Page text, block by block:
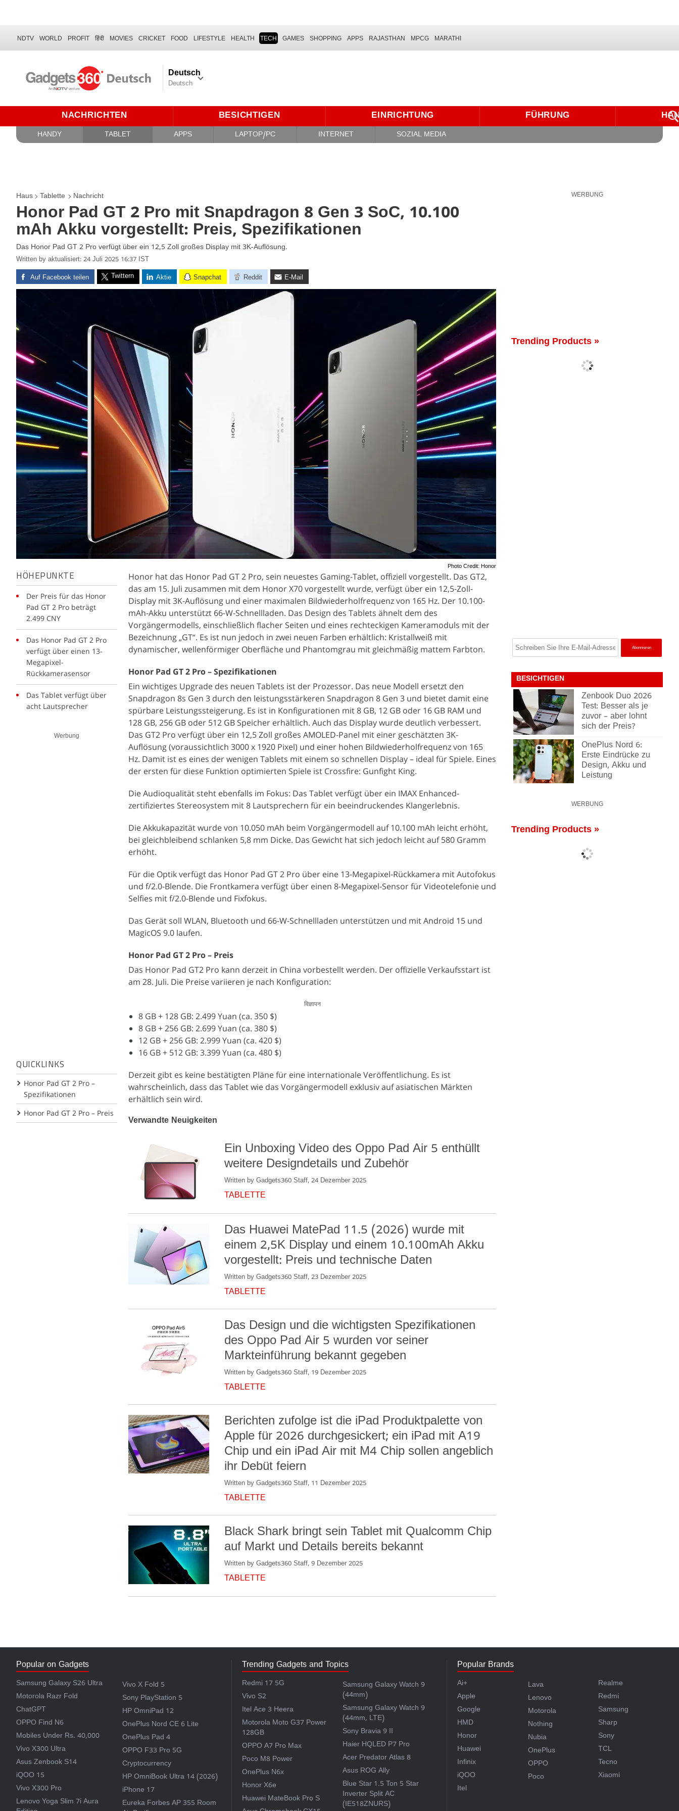
NDTV WORLD PROFIT हिंदी MOVIES CRICKET FOOD LIFESTYLE HEALTH TECH GAMES SHOPPING APPS RAJASTHAN MPCG MARATHI
Deutsch
Deutsch
NACHRICHTEN BESICHTIGEN EINRICHTUNG FÜHRUNG
HANDY TABLET APPS LAPTOP/PC INTERNET SOZIAL MEDIA
Haus Tablette Nachricht
Honor Pad GT 2 Pro mit Snapdragon 8 Gen 3 SoC, 10.100
mAh Akku vorgestellt: Preis, Spezifikationen
Das Honor Pad GT 2 Pro verfügt über ein 12,5 Zoll großes Display mit 3K-Auflösung.
Written by aktualisiert: 24 Juli 2025 16:37 IST
Auf Facebook teilen Twittern Aktie Snapchat Reddit E-Mail
Photo Credit: Honor
HÖHEPUNKTE
Der Preis für das Honor
Pad GT 2 Pro beträgt
2.499 CNY
Das Honor Pad GT 2 Pro
verfügt über einen 13-
Megapixel-
Rückkamerasensor
Das Tablet verfügt über
acht Lautsprecher
Werbung
QUICKLINKS
Honor Pad GT 2 Pro –
Spezifikationen
Honor Pad GT 2 Pro – Preis
Honor hat das Honor Pad GT 2 Pro, sein neuestes Gaming-Tablet, offiziell vorgestellt. Das GT2,
das am 15. Juli zusammen mit dem Honor X70 vorgestellt wurde, verfügt über ein 12,5-Zoll-
Display mit 3K-Auflösung und einer maximalen Bildwiederholfrequenz von 165 Hz. Der 10.100-
mAh-Akku unterstützt 66-W-Schnellladen. Das Design des Tablets ähnelt dem des
Vorgängermodells, einschließlich flacher Seiten und eines rechteckigen Kameramoduls mit der
Bezeichnung „GT“. Es ist nun jedoch in zwei neuen Farben erhältlich: Kristallweiß mit
dynamischer, wellenförmiger Oberfläche und Phantomgrau mit gleichmäßig mattem Farbton.
Honor Pad GT 2 Pro – Spezifikationen
Ein wichtiges Upgrade des neuen Tablets ist der Prozessor. Das neue Modell ersetzt den
Snapdragon 8s Gen 3 durch den leistungsstärkeren Snapdragon 8 Gen 3 und bietet damit eine
spürbare Leistungssteigerung. Es ist in Konfigurationen mit 8 GB, 12 GB oder 16 GB RAM und
128 GB, 256 GB oder 512 GB Speicher erhältlich. Auch das Display wurde deutlich verbessert.
Das GT2 Pro verfügt über ein 12,5 Zoll großes AMOLED-Panel mit einer geschätzten 3K-
Auflösung (voraussichtlich 3000 x 1920 Pixel) und einer hohen Bildwiederholfrequenz von 165
Hz. Damit ist es eines der wenigen Tablets mit einem so schnellen Display – ideal für Spiele. Eines
der ersten für diese Funktion optimierten Spiele ist Crossfire: Gunfight King.
Die Audioqualität steht ebenfalls im Fokus: Das Tablet verfügt über ein IMAX Enhanced-
zertifiziertes Stereosystem mit 8 Lautsprechern für ein beeindruckendes Klangerlebnis.
Die Akkukapazität wurde von 10.050 mAh beim Vorgängermodell auf 10.100 mAh leicht erhöht,
bei gleichbleibend schlanken 5,8 mm Dicke. Das Gewicht hat sich jedoch leicht auf 580 Gramm
erhöht.
Für die Optik verfügt das Honor Pad GT 2 Pro über eine 13-Megapixel-Rückkamera mit Autofokus
und f/2.0-Blende. Die Frontkamera verfügt über einen 8-Megapixel-Sensor für Videotelefonie und
Selfies mit f/2.0-Blende und Fixfokus.
Das Gerät soll WLAN, Bluetooth und 66-W-Schnellladen unterstützen und mit Android 15 und
MagicOS 9.0 laufen.
Honor Pad GT 2 Pro – Preis
Das Honor Pad GT2 Pro kann derzeit in China vorbestellt werden. Der offizielle Verkaufsstart ist
am 28. Juli. Die Preise variieren je nach Konfiguration:
विज्ञापन
8 GB + 128 GB: 2.499 Yuan (ca. 350 $)
8 GB + 256 GB: 2.699 Yuan (ca. 380 $)
12 GB + 256 GB: 2.999 Yuan (ca. 420 $)
16 GB + 512 GB: 3.399 Yuan (ca. 480 $)
Derzeit gibt es keine bestätigten Pläne für eine internationale Veröffentlichung. Es ist
wahrscheinlich, dass das Tablet wie das Vorgängermodell exklusiv auf asiatischen Märkten
erhältlich sein wird.
Verwandte Neuigkeiten
Ein Unboxing Video des Oppo Pad Air 5 enthüllt
weitere Designdetails und Zubehör
Written by Gadgets360 Staff, 24 Dezember 2025
TABLETTE
Das Huawei MatePad 11.5 (2026) wurde mit
einem 2,5K Display und einem 10.100mAh Akku
vorgestellt: Preis und technische Daten
Written by Gadgets360 Staff, 23 Dezember 2025
TABLETTE
Das Design und die wichtigsten Spezifikationen
des Oppo Pad Air 5 wurden vor seiner
Markteinführung bekannt gegeben
Written by Gadgets360 Staff, 19 Dezember 2025
TABLETTE
Berichten zufolge ist die iPad Produktpalette von
Apple für 2026 durchgesickert; ein iPad mit A19
Chip und ein iPad Air mit M4 Chip sollen angeblich
ihr Debüt feiern
Written by Gadgets360 Staff, 11 Dezember 2025
TABLETTE
Black Shark bringt sein Tablet mit Qualcomm Chip
auf Markt und Details bereits bekannt
Written by Gadgets360 Staff, 9 Dezember 2025
TABLETTE
WERBUNG
Trending Products »
BESICHTIGEN
Zenbook Duo 2026
Test: Besser als je
zuvor – aber lohnt
sich der Preis?
OnePlus Nord 6:
Erste Eindrücke zu
Design, Akku und
Leistung
WERBUNG
Trending Products »
Popular on Gadgets
Samsung Galaxy S26 Ultra
Motorola Razr Fold
ChatGPT
OPPO Find N6
Mobiles Under Rs. 40,000
Vivo X300 Ultra
Asus Zenbook S14
iQOO 15
Vivo X300 Pro
Lenovo Yoga Slim 7i Aura
Vivo X Fold 5
Sony PlayStation 5
HP OmniPad 12
OnePlus Nord CE 6 Lite
OnePlus Pad 4
OPPO F33 Pro 5G
Cryptocurrency
HP OmniBook Ultra 14 (2026)
iPhone 17
Eureka Forbes AP 355 Room
Trending Gadgets and Topics
Redmi 17 5G
Vivo S2
Itel Ace 3 Heera
Motorola Moto G37 Power
128GB
OPPO A7 Pro Max
Poco M8 Power
OnePlus N6x
Honor X6e
Huawei MateBook Pro S
Samsung Galaxy Watch 9
(44mm)
Samsung Galaxy Watch 9
(44mm, LTE)
Sony Bravia 9 II
Haier HQLED P7 Pro
Acer Predator Atlas 8
Asus ROG Ally
Blue Star 1.5 Ton 5 Star
Inverter Split AC
(IE518ZNURS)
Popular Brands
Ai+
Apple
Google
HMD
Honor
Huawei
Infinix
iQOO
Itel
Lava
Lenovo
Motorola
Nothing
Nubia
OnePlus
OPPO
Poco
Realme
Redmi
Samsung
Sharp
Sony
TCL
Tecno
Xiaomi